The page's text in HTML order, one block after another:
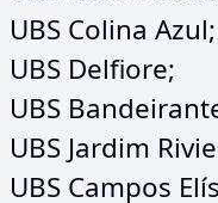
UBS Colina Azul;
UBS Delfiore;
UBS
UBS Jardim
UBS Campos